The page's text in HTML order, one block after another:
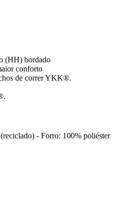
(HH) bordado
conforto
de correr YKK®.
- Forro: 100% poliéster